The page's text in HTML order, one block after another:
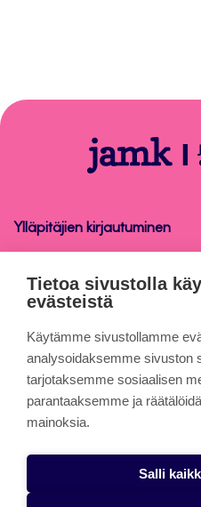
Opinnäytetyön
ohjaus
Ylläpitäjien kirjautuminen
Opinnäytetyön ohjaus
Tietoa sivuista
Evästeet
Saavutettavuusseloste
Tietosuojaseloste
Alasottoilmoitus
Tietoa sivustolla
evästeistä
Käytämme sivustollamme
analysoidaksemme sivuston
tarjotaksemme sosiaalisen
parantaaksemme ja
mainoksia.
Salli